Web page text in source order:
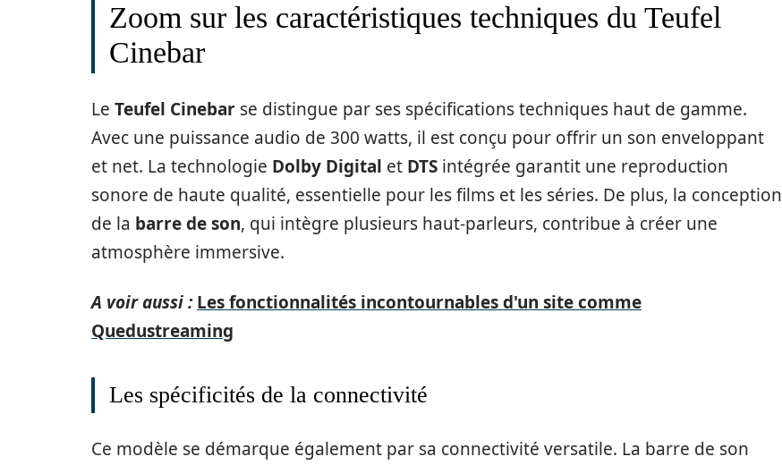
Zoom sur les caractéristiques techniques du Teufel
Cinebar
Le Teufel Cinebar se distingue par ses spécifications techniques haut de gamme.
Avec une puissance audio de 300 watts, il est conçu pour offrir un son enveloppant
et net. La technologie Dolby Digital et DTS intégrée garantit une reproduction
sonore de haute qualité, essentielle pour les films et les séries. De plus, la conception
de la barre de son, qui intègre plusieurs haut-parleurs, contribue à créer une
atmosphère immersive.
A voir aussi : Les fonctionnalités incontournables d'un site comme
Quedustreaming
Les spécificités de la connectivité
Ce modèle se démarque également par sa connectivité versatile. La barre de son